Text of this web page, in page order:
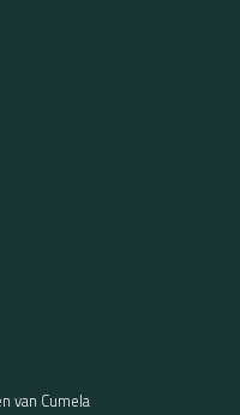
van Cumela